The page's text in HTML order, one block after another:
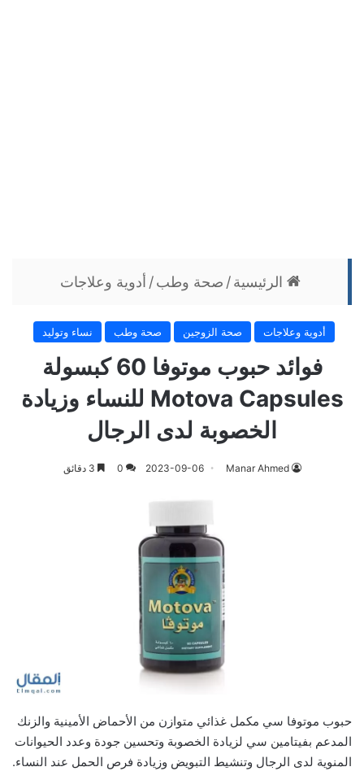
الرئيسية / صحة وطب / أدوية وعلاجات
أدوية وعلاجات صحة الزوجين صحة وطب نساء وتوليد
فوائد حبوب موتوفا 60 كبسولة
Motova Capsules للنساء وزيادة
الخصوبة لدى الرجال
Manar Ahmed
2023-09-06
0
حبوب موتوفا سي مكمل غذائي متوازن من الأحماض الأمينية والزنك
المدعم بفيتامين سي لزيادة الخصوبة وتحسين جودة وعدد الحيوانات
المنوية لدى الرجال وتنشيط التبويض وزيادة فرص الحمل عند النساء.